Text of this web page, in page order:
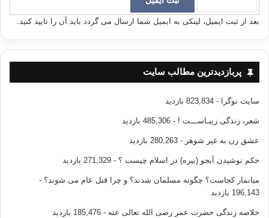
پیامبر (ص) برای ما نابودی امت ها را یاد آور شده است که نصیحت و نصیحت
گری را فراموش کرده بودند.
دنیایی دیگری صورت پذیرد.از این رو هر مبلغ باید باید الگو و اسوه ای برای اجرا
و احیای این فضیلت اسلامی باشد. ما نباید با این توجیه که به نظر نمی رسد
برداریم. تجربه نشان داده است که حتی آنانی که از سخن صریح و نصیحت
ناراحت می شوند، در زمان های قدردان نصیحت درست بوده اند و ماه ها و سال
سرانجام به هشداری در این باره می رسیم: واقعیت این که اگر دیگری را در
زمینه ای نصیحت می کنیم، لزوما" این گونه نیست که ما در آن زمینه درست می
اندیشیم و درست می دانیم بلکه ممکن است ما د راشتباه باشیم و نصیحت
شونده درست بگوید یا درست عمل کند. در این مواقع، نصیحت نباید به ورطه
مشاجرات بیهوده در افتدبلکه باید به یک گفت و گوی صمیمانه برای یافتن آنچه
بعد از ثبت ایمیل، لینکی به ایمیل شما ارسال می گردد باید آن را تایید کنید.
پربازدیدترین مطالب سایت
سایت نوگرا - 823,834 بازدید
شعر، زندگی زیبـاســـت ! - 485,306 بازدید
عشق زن به غیر شوهر - 280,263 بازدید
حکم نوشیدن آبجو (بیره) در اسلام چیست ؟ - 271,329 بازدید
میانمار کجاست؟ چگونه مسلمان شدند؟ و چرا قتل عام می شوند؟ -
196,143 بازدید
خلاصه زندگی حضرت عمر رضی الله تعالی عنه - 185,476 بازدید